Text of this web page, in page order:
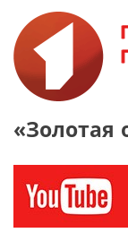
«Золотая